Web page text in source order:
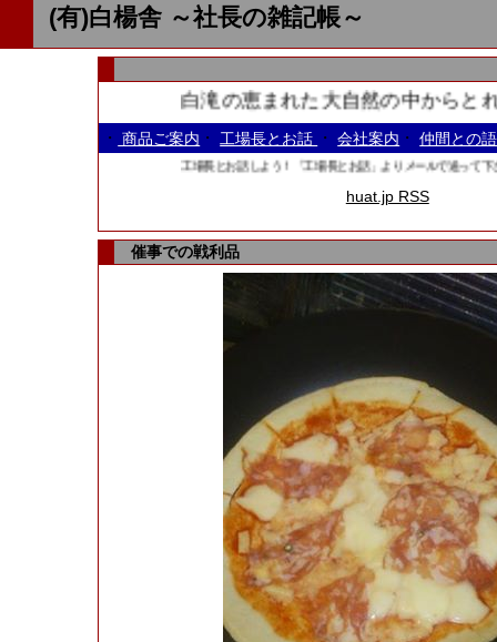
(有)白楊舎 ～社長の雑記帳～
白滝の恵まれた大自然の中からとれ
・ 商品ご案内 ・ 工場長とお話 ・ 会社案内 ・ 仲間との
工場長とお話しよう！「工場長とお話」よりメールで送って下さ
huat.jp RSS
催事での戦利品